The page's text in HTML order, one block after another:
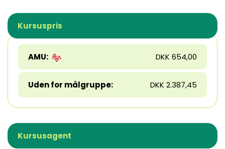
Kursuspris
AMU: DKK 654,00
Uden for målgruppe: DKK 2.387,45
Kursusagent